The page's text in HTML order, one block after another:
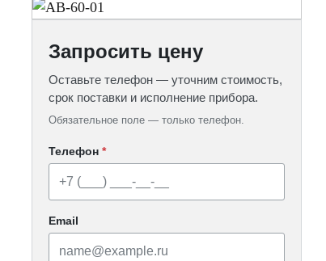
Запросить цену
Оставьте телефон — уточним стоимость,
срок поставки и исполнение прибора.
Обязательное поле — только телефон.
Телефон*
Email